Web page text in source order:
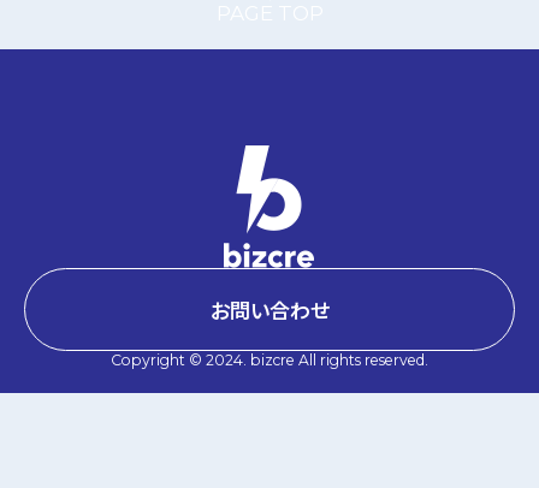
お問い合わせ
Copyright © 2024. bizcre All rights reserved.